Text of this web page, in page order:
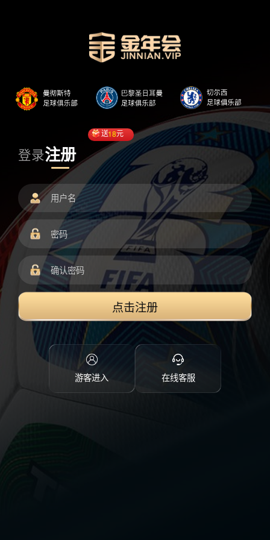
登录注册
送18元
点击注册
游客进入 在线客服